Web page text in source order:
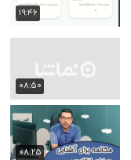
۱۹:۴۶
۰۸:۵۰
۰۸:۲۵